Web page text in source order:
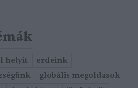
helyit
erdeink
globális megoldások